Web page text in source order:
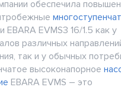
обеспечила
EBARA EVMS3 16/1.5 как у
различных
так и у обычных
высоконапорное
EBARA EVMS – это